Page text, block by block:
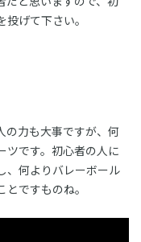
げて下さい。
の力も大事ですが、何
ツです。初心者の人に
、何よりバレーボール
ですものね。